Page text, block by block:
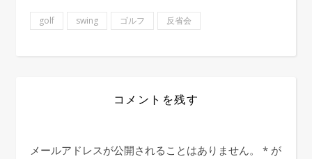
golf swing ゴルフ 反省会
コメントを残す
メールアドレスが公開されることはありません。 * が